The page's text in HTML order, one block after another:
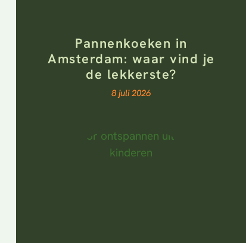
Pannenkoeken in
Amsterdam: waar vind je
de lekkerste?
8 juli 2026